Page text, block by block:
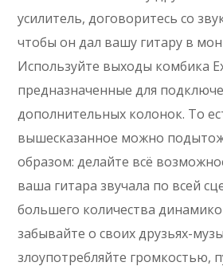
усилитель, договоритесь со
чтобы он дал вашу гитару в
Используйте выходы комбика
предназначенные для
дополнительных колонок. То
вышесказанное можно
образом: делайте всё
ваша гитара звучала по всей
большего количества
забывайте о своих друзьях-
злоупотребляйте громкостью,